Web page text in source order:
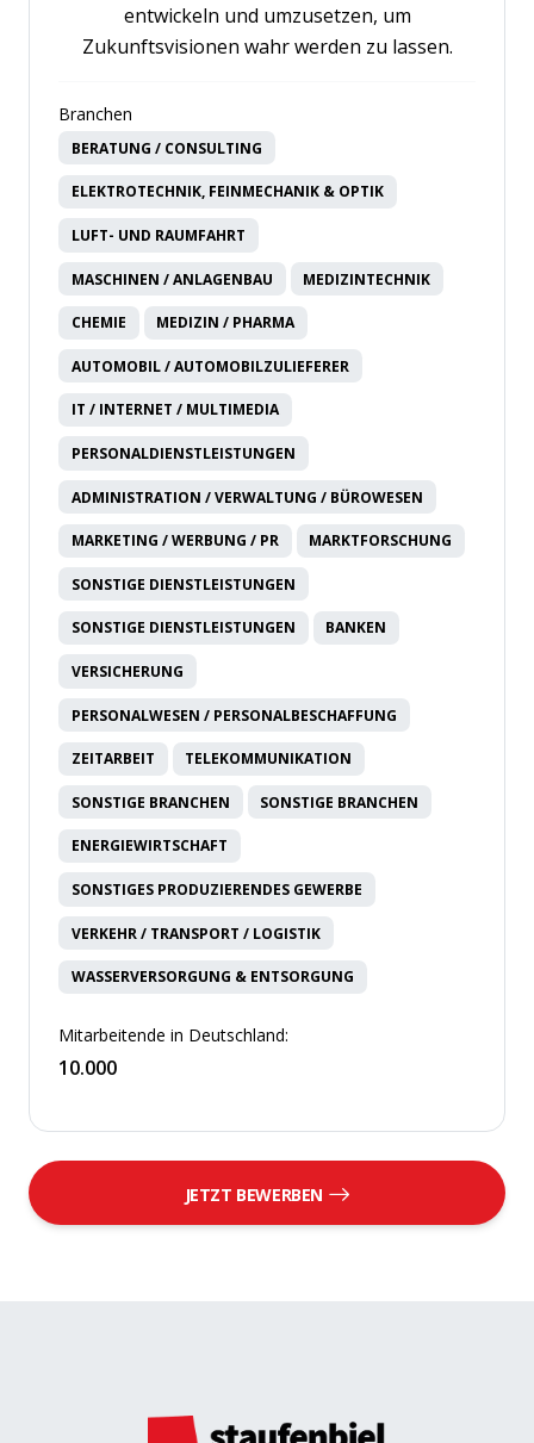
entwickeln und umzusetzen, um
Zukunftsvisionen wahr werden zu lassen.
Branchen
BERATUNG / CONSULTING
ELEKTROTECHNIK, FEINMECHANIK & OPTIK
LUFT- UND RAUMFAHRT
MASCHINEN / ANLAGENBAU MEDIZINTECHNIK
CHEMIE MEDIZIN / PHARMA
AUTOMOBIL / AUTOMOBILZULIEFERER
IT / INTERNET / MULTIMEDIA
PERSONALDIENSTLEISTUNGEN
ADMINISTRATION / VERWALTUNG / BÜROWESEN
MARKETING / WERBUNG / PR MARKTFORSCHUNG
SONSTIGE DIENSTLEISTUNGEN
SONSTIGE DIENSTLEISTUNGEN BANKEN
VERSICHERUNG
PERSONALWESEN / PERSONALBESCHAFFUNG
ZEITARBEIT TELEKOMMUNIKATION
SONSTIGE BRANCHEN SONSTIGE BRANCHEN
ENERGIEWIRTSCHAFT
SONSTIGES PRODUZIERENDES GEWERBE
VERKEHR / TRANSPORT / LOGISTIK
WASSERVERSORGUNG & ENTSORGUNG
Mitarbeitende in Deutschland:
10.000
JETZT BEWERBEN